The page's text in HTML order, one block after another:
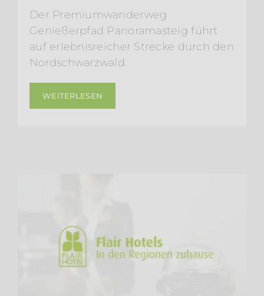
Der Premiumwanderweg
Genießerpfad Panoramasteig führt
auf erlebnisreicher Strecke durch den
Nordschwarzwald.
WEITERLESEN